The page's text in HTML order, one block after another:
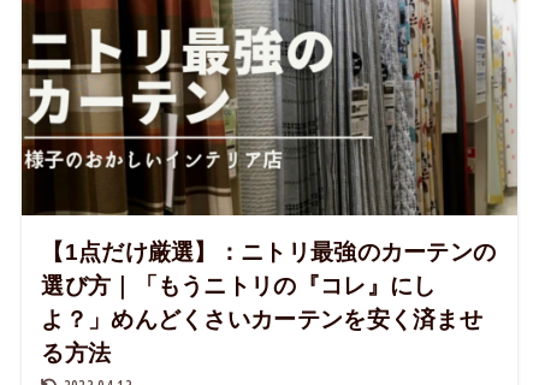
【1点だけ厳選】：ニトリ最強のカーテンの
選び方｜「もうニトリの『コレ』にし
よ？」めんどくさいカーテンを安く済ませ
る方法